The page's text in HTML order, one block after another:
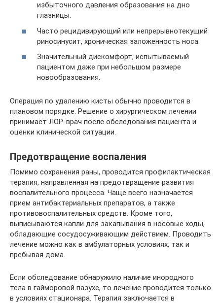
избыточного давления образования на дно
глазницы.
Часто рецидивирующий или непрерывнотекущий
риносинусит, хроническая заложенность носа.
Значительный дискомфорт, испытываемый
пациентом даже при небольшом размере
новообразования.
Операция по удалению кисты обычно проводится в
плановом порядке. Решение о хирургическом лечении
принимает ЛОР-врач после обследования пациента и
оценки клинической ситуации.
Предотвращение воспаления
Помимо сохранения раны, проводится профилактическая
терапия, направленная на предотвращение развития
воспалительного процесса. Чаще всего назначается
прием антибактериальных препаратов, а также
противовоспалительных средств. Кроме того,
выписываются капли для закапывания в носовые ходы,
обладающие сосудосуживающим действием. Проводить
лечение можно как в амбулаторных условиях, так и
пребывая дома.
Если обследование обнаружило наличие инородного
тела в гайморовой пазухе, то лечение проводится только
в условиях стационара. Терапия заключается в